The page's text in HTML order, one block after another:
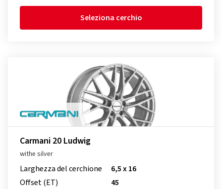
Seleziona cerchio
Carmani 20 Ludwig
withe silver
Larghezza del cerchione
6,5 x 16
Offset (ET)
45